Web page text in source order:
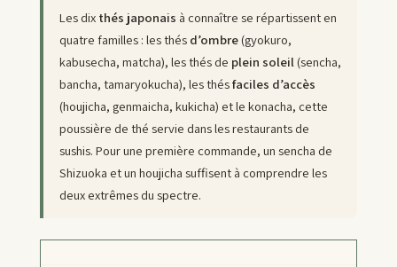
Les dix thés japonais à connaître se répartissent en
quatre familles : les thés d’ombre(gyokuro,
kabusecha, matcha), les thés de plein soleil(sencha,
bancha, tamaryokucha), les thésfaciles d’accès
(houjicha, genmaicha, kukicha) et le konacha, cette
poussière de thé servie dans les restaurants de
sushis. Pour une première commande, un sencha de
Shizuoka et un houjicha suffisent à comprendre les
deux extrêmes du spectre.